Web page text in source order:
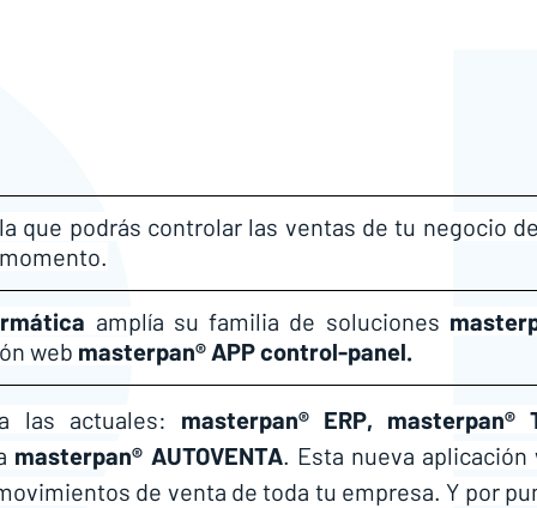
que podrás controlar las ventas de tu negocio
amplía su familia de soluciones
web masterpan® APP control-panel.
las actuales: masterpan® ERP, masterpan®
masterpan® AUTOVENTA. Esta nueva aplicación
de venta de toda tu empresa. Y por